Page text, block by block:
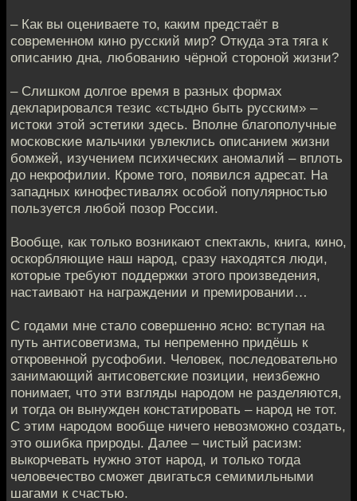
– Как вы оцениваете то, каким предстаёт в
современном кино русский мир? Откуда эта тяга к
описанию дна, любованию чёрной стороной жизни?
– Слишком долгое время в разных формах
декларировался тезис «стыдно быть русским» –
истоки этой эстетики здесь. Вполне благополучные
московские мальчики увлеклись описанием жизни
бомжей, изучением психических аномалий – вплоть
до некрофилии. Кроме того, появился адресат. На
западных кинофестивалях особой популярностью
пользуется любой позор России.
Вообще, как только возникают спектакль, книга, кино,
оскорбляющие наш народ, сразу находятся люди,
которые требуют поддержки этого произведения,
настаивают на награждении и премировании…
С годами мне стало совершенно ясно: вступая на
путь антисоветизма, ты непременно придёшь к
откровенной русофобии. Человек, последовательно
занимающий антисоветские позиции, неизбежно
понимает, что эти взгляды народом не разделяются,
и тогда он вынужден констатировать – народ не тот.
С этим народом вообще ничего невозможно создать,
это ошибка природы. Далее – чистый расизм:
выкорчевать нужно этот народ, и только тогда
человечество сможет двигаться семимильными
шагами к счастью.